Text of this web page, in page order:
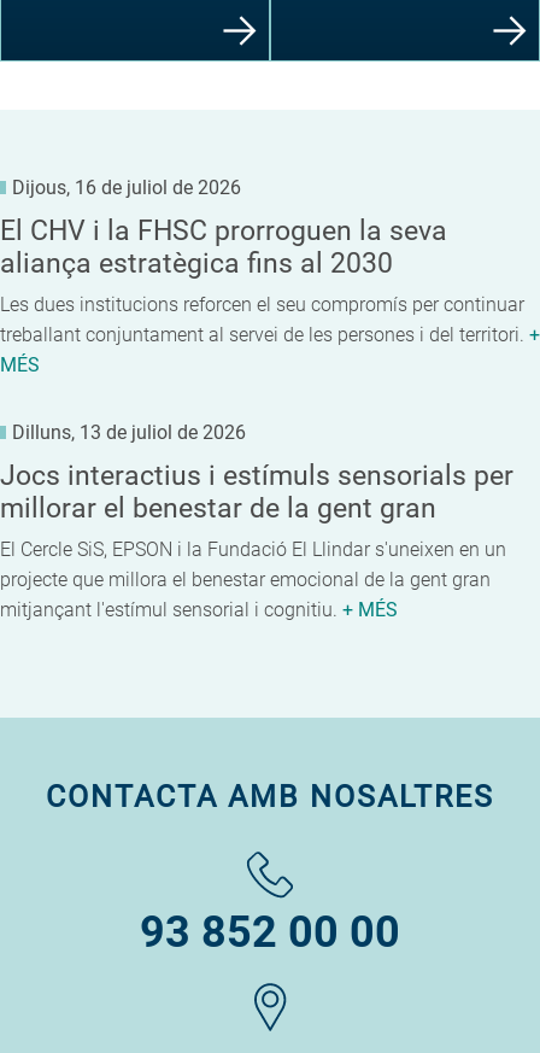
Dijous, 16 de juliol de 2026
El CHV i la FHSC prorroguen la seva
aliança estratègica fins al 2030
Les dues institucions reforcen el seu compromís per continuar
treballant conjuntament al servei de les persones i del territori. +
MÉS
Dilluns, 13 de juliol de 2026
Jocs interactius i estímuls sensorials per
millorar el benestar de la gent gran
El Cercle SiS, EPSON i la Fundació El Llindar s'uneixen en un
projecte que millora el benestar emocional de la gent gran
mitjançant l'estímul sensorial i cognitiu. + MÉS
CONTACTA AMB NOSALTRES
93 852 00 00